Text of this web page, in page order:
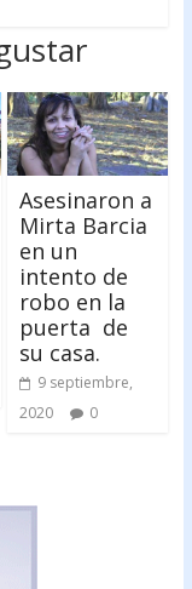
Asesinaron a
Mirta Barcia
en un
intento de
robo en la
puerta de
su casa.
9 septiembre,
2020
0